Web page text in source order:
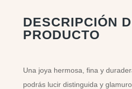
DESCRIPCIÓN
PRODUCTO
Una joya hermosa, fina y
podrás lucir distinguida y